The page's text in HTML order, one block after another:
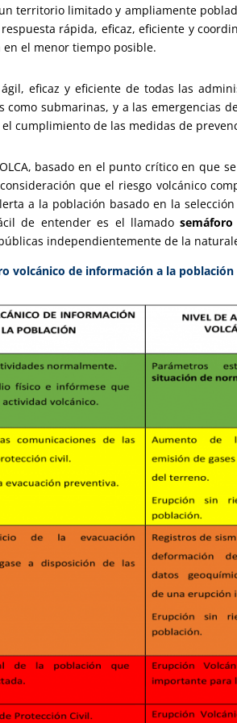
territorio limitado y ampliamente
rápida, eficaz, eficiente y
el menor tiempo posible.
eficaz y eficiente de todas las
submarinas, y a las emergencias
cumplimiento de las medidas de
basado en el punto crítico en que
que el riesgo volcánico
a la población basado en la
de entender es el llamado
independientemente de la
volcánico de información a la población